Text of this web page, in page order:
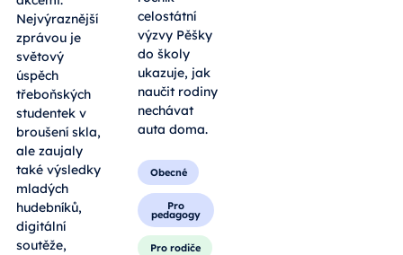
Nejvýraznější
zprávou je
světový
úspěch
třeboňských
studentek v
broušení skla,
ale zaujaly
také výsledky
mladých
hudebníků,
digitální
soutěže,
celostátní
výzvy Pěšky
do školy
ukazuje, jak
naučit rodiny
nechávat
auta doma.
Obecné
Pro
pedagogy
Pro rodiče